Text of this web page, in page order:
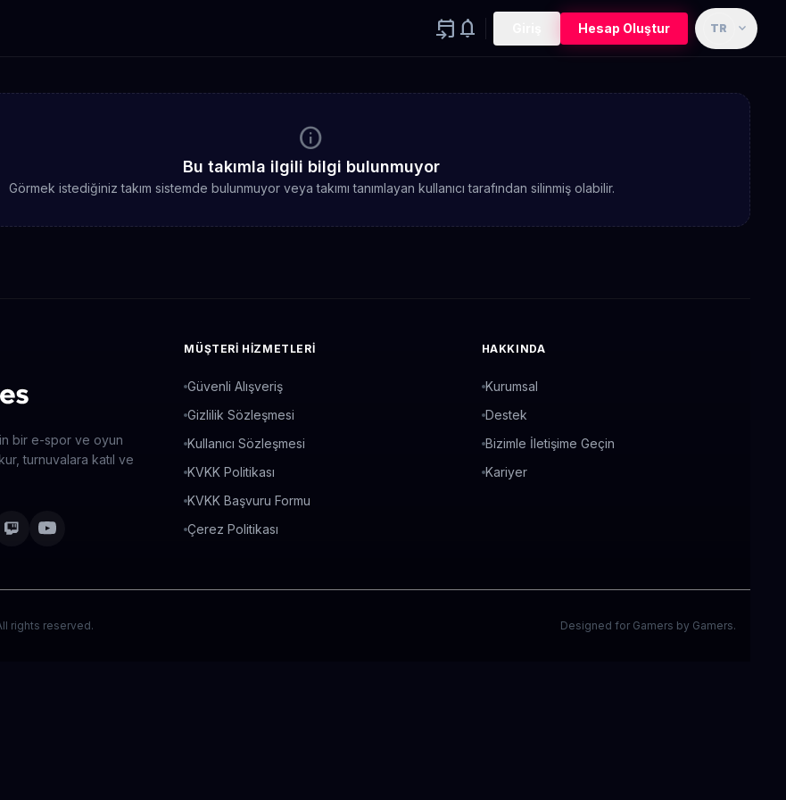
event_upcoming notifications Hesap Oluştur TR expand_more
info
Bu takımla ilgili bilgi bulunmuyor
Görmek istediğiniz takım sistemde bulunmuyor veya takımı tanımlayan kullanıcı tarafından silinmiş olabilir.
bir e-spor ve oyun
turnuvalara katıl ve
MÜŞTERI HIZMETLERI
Güvenli Alışveriş
Gizlilik Sözleşmesi
Kullanıcı Sözleşmesi
KVKK Politikası
KVKK Başvuru Formu
Çerez Politikası
HAKKINDA
Kurumsal
Destek
Bizimle İletişime Geçin
Kariyer
rights reserved. Designed for Gamers by Gamers.